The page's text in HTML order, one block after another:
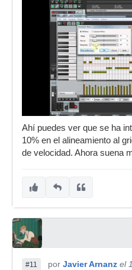
Ahí puedes ver que se ha
10% en el alineamiento al
de velocidad. Ahora suena
#11 por Javier Arnanz el